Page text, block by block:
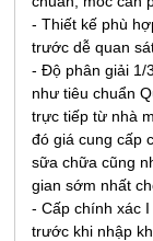
- Thiết kế phù
trước dễ quan
- Độ phân giải 1/
như tiêu chuẩn
trực tiếp từ nhà
đó giá cung cấp
sữa chữa cũng
gian sớm nhất
- Cấp chính xác
trước khi nhập